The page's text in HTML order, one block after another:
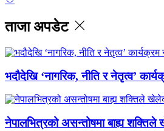
ताजा अपडेट
भदौदेखि ‘नागरिक, नीति र नेतृत्व’
नेपालभित्रको असन्तोषमा बाह्य शक्तिले